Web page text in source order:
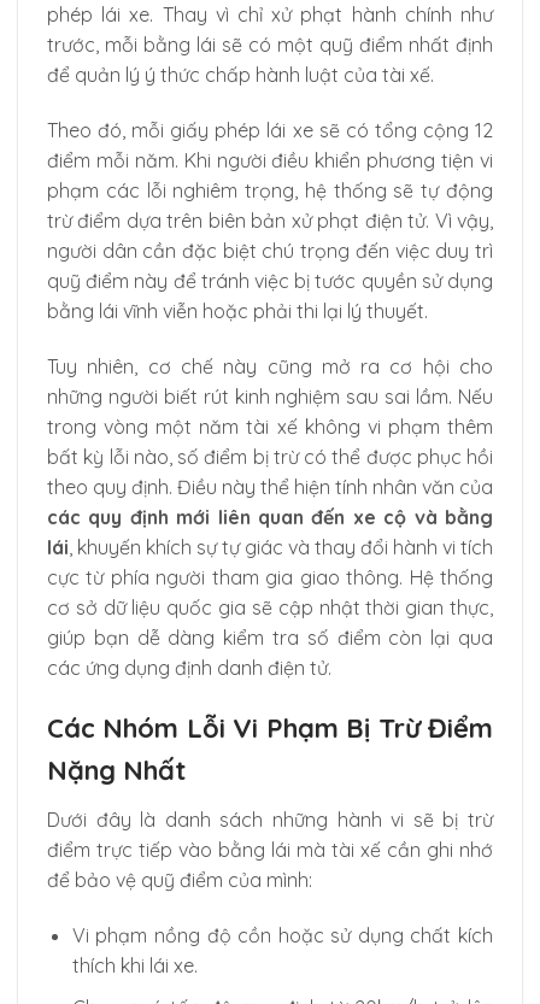
phép lái xe. Thay vì chỉ xử phạt hành chính như
trước, mỗi bằng lái sẽ có một quỹ điểm nhất định
để quản lý ý thức chấp hành luật của tài xế.
Theo đó, mỗi giấy phép lái xe sẽ có tổng cộng 12
điểm mỗi năm. Khi người điều khiển phương tiện vi
phạm các lỗi nghiêm trọng, hệ thống sẽ tự động
trừ điểm dựa trên biên bản xử phạt điện tử. Vì vậy,
người dân cần đặc biệt chú trọng đến việc duy trì
quỹ điểm này để tránh việc bị tước quyền sử dụng
bằng lái vĩnh viễn hoặc phải thi lại lý thuyết.
Tuy nhiên, cơ chế này cũng mở ra cơ hội cho
những người biết rút kinh nghiệm sau sai lầm. Nếu
trong vòng một năm tài xế không vi phạm thêm
bất kỳ lỗi nào, số điểm bị trừ có thể được phục hồi
theo quy định. Điều này thể hiện tính nhân văn của
các quy định mới liên quan đến xe cộ và bằng
lái , khuyến khích sự tự giác và thay đổi hành vi tích
cực từ phía người tham gia giao thông. Hệ thống
cơ sở dữ liệu quốc gia sẽ cập nhật thời gian thực,
giúp bạn dễ dàng kiểm tra số điểm còn lại qua
các ứng dụng định danh điện tử.
Các Nhóm Lỗi Vi Phạm Bị Trừ Điểm
Nặng Nhất
Dưới đây là danh sách những hành vi sẽ bị trừ
điểm trực tiếp vào bằng lái mà tài xế cần ghi nhớ
để bảo vệ quỹ điểm của mình:
Vi phạm nồng độ cồn hoặc sử dụng chất kích
thích khi lái xe.